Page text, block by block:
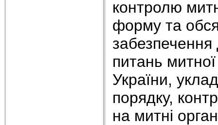
контролю
форму та
питань
України,
порядку,
на митні